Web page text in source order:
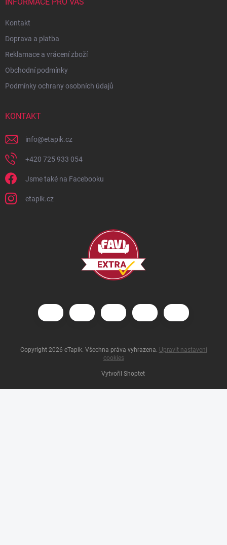
Kontakt
Doprava a platba
Reklamace a vrácení zboží
Obchodní podmínky
Podmínky ochrany osobních údajů
KONTAKT
info@etapik.cz
+420 725 933 054
Jsme také na Facebooku
etapik.cz
Vytvořil Shoptet
Copyright 2026 eTapik. Všechna práva vyhrazena. Upravit nastavení
cookies